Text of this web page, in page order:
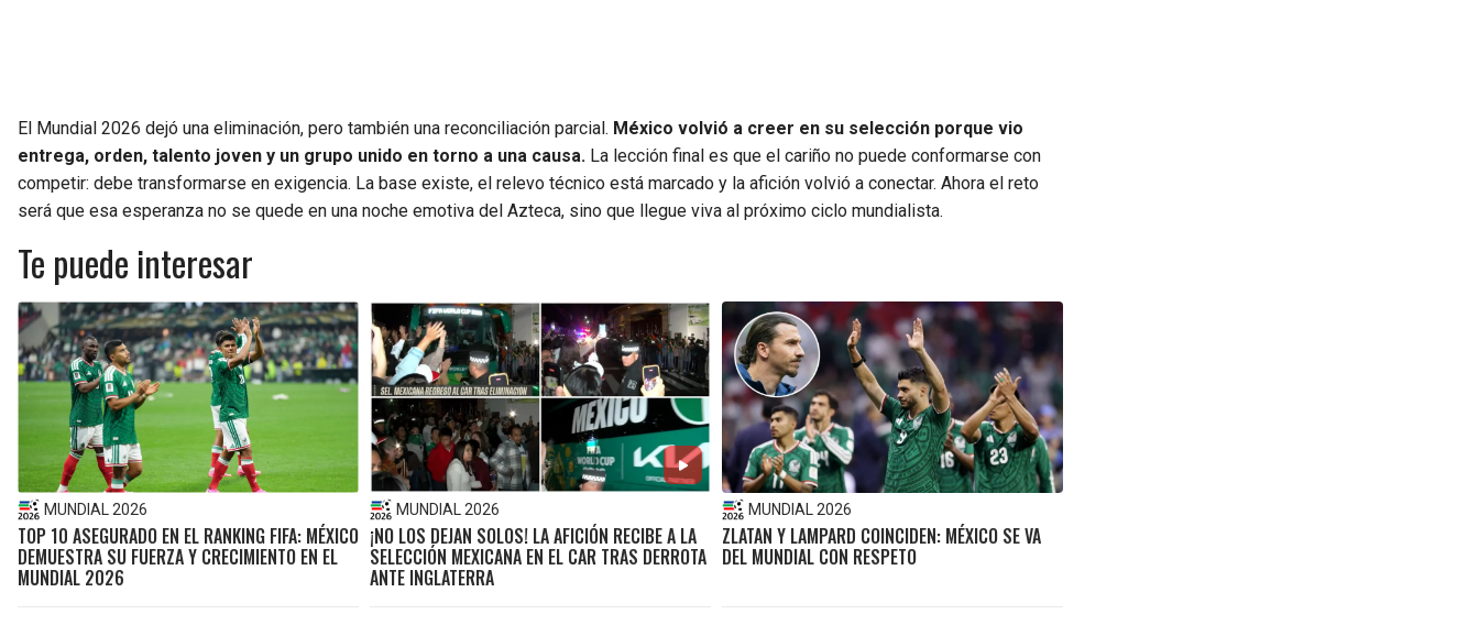
El Mundial 2026 dejó una eliminación, pero también una reconciliación parcial. México volvió a creer en su selección porque vio
entrega, orden, talento joven y un grupo unido en torno a una causa. La lección final es que el cariño no puede conformarse con
competir: debe transformarse en exigencia. La base existe, el relevo técnico está marcado y la afición volvió a conectar. Ahora el reto
será que esa esperanza no se quede en una noche emotiva del Azteca, sino que llegue viva al próximo ciclo mundialista.
Te puede interesar
MUNDIAL 2026
TOP 10 ASEGURADO EN EL RANKING FIFA: MÉXICO
DEMUESTRA SU FUERZA Y CRECIMIENTO EN EL
MUNDIAL 2026
MUNDIAL 2026
¡NO LOS DEJAN SOLOS! LA AFICIÓN RECIBE A LA
SELECCIÓN MEXICANA EN EL CAR TRAS DERROTA
ANTE INGLATERRA
MUNDIAL 2026
ZLATAN Y LAMPARD COINCIDEN: MÉXICO SE VA
DEL MUNDIAL CON RESPETO